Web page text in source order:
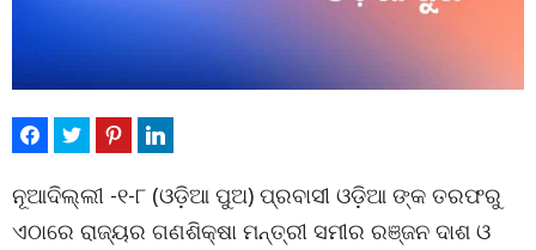
ନୂଆଦିଲ୍ଲୀ -୧-୮ (ଓଡ଼ିଆ ପୁଅ) ପ୍ରବାସୀ ଓଡ଼ିଆ ଙ୍କ ତରଫରୁ
ଏଠାରେ ରାଜ୍ୟର ଗଣଶିକ୍ଷା ମନ୍ତ୍ରୀ ସମୀର ରଞ୍ଜନ ଦାଶ ଓ